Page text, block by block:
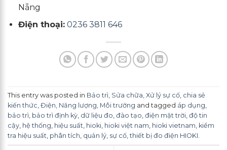
Nẵng
Điện thoại: 0236 3811 646
This entry was posted in Bảo trì, Sửa chữa, Xử lý sự cố chia sẻ
kiến thức Điện, Năng lượng, Môi trường and tagged áp dụng
bảo trì bảo trì định kỳ dữ liệu đo đào tạo điện mặt trời độ tin
cậy hệ thống hiệu suất hioki hioki việt nam hioki vietnam kiểm
tra hiệu suất phân tích quản lý sự cố ,thiết bị đo điện HIOKI